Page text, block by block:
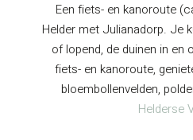
Een fiets- en kanoroute
Helder met Julianadorp. Je
of lopend, de duinen in en
fiets- en kanoroute,
bloembollenvelden,
Helderse